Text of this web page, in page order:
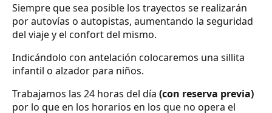
Siempre que sea posible los trayectos se realizarán
por autovías o autopistas, aumentando la seguridad
del viaje y el confort del mismo.
Indicándolo con antelación colocaremos una sillita
infantil o alzador para niños.
Trabajamos las 24 horas del día (con reserva previa)
por lo que en los horarios en los que no opera el